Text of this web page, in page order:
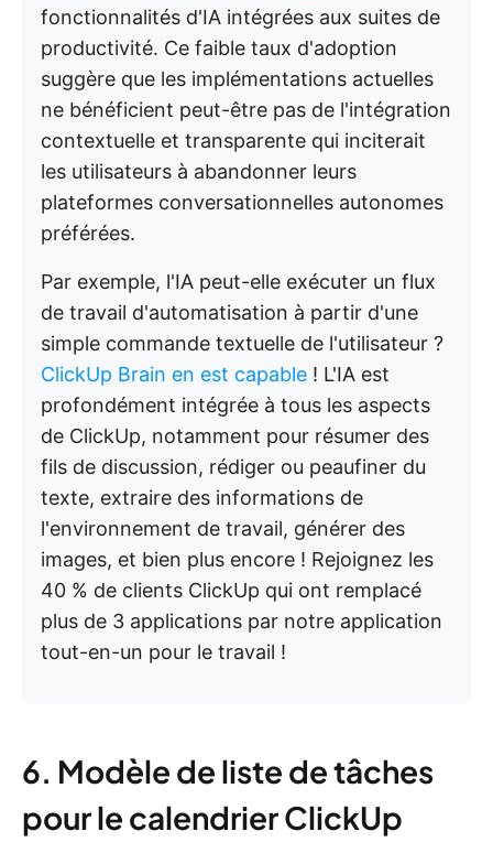
fonctionnalités d'IA intégrées aux suites de
productivité. Ce faible taux d'adoption
suggère que les implémentations actuelles
ne bénéficient peut-être pas de l'intégration
contextuelle et transparente qui inciterait
les utilisateurs à abandonner leurs
plateformes conversationnelles autonomes
préférées.
Par exemple, l'IA peut-elle exécuter un flux
de travail d'automatisation à partir d'une
simple commande textuelle de l'utilisateur ?
ClickUp Brain en est capable ! L'IA est
profondément intégrée à tous les aspects
de ClickUp, notamment pour résumer des
fils de discussion, rédiger ou peaufiner du
texte, extraire des informations de
l'environnement de travail, générer des
images, et bien plus encore ! Rejoignez les
40 % de clients ClickUp qui ont remplacé
plus de 3 applications par notre application
tout-en-un pour le travail !
6. Modèle de liste de tâches
pour le calendrier ClickUp